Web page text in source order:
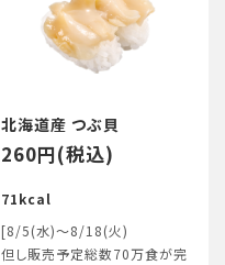
北海道産 つぶ貝
260円(税込)
71kcal
[8/5(水)～8/18(火)
但し販売予定総数70万食が完